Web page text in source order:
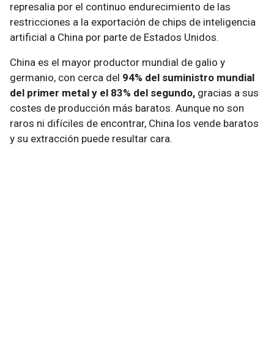
represalia por el continuo endurecimiento de las
restricciones a la exportación de chips de inteligencia
artificial a China por parte de Estados Unidos.
China es el mayor productor mundial de galio y
germanio, con cerca del 94% del suministro mundial
del primer metal y el 83% del segundo, gracias a sus
costes de producción más baratos. Aunque no son
raros ni difíciles de encontrar, China los vende baratos
y su extracción puede resultar cara.